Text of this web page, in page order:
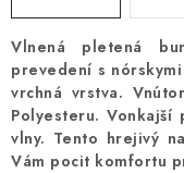
Vlnená pletená
prevedení s
vrchná vrstva.
Polyesteru. Vonkajší
vlny. Tento hrejivý
Vám pocit komfortu